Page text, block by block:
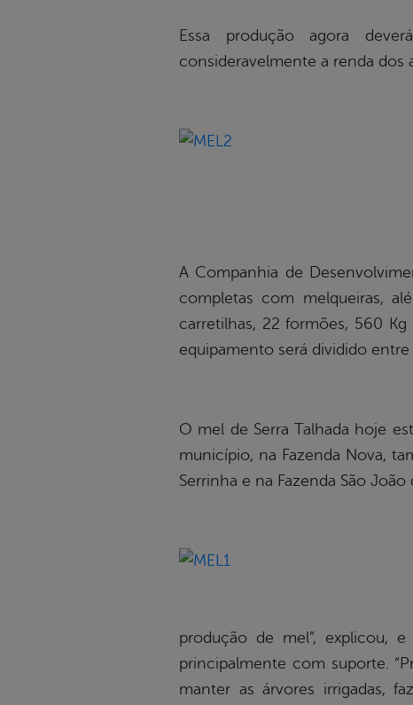
Essa produção agora
consideravelmente a renda
A Companhia de
completas com melqueiras,
carretilhas, 22 formões, 560
equipamento será dividido
O mel de Serra Talhada hoje
município, na Fazenda Nova,
Serrinha e na Fazenda São João
produção de mel”, explicou,
principalmente com suporte.
manter as árvores irrigadas,